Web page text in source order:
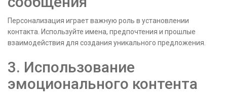
Персонализация играет важную роль в установлении
контакта. Используйте имена, предпочтения и прошлые
взаимодействия для создания уникального предложения.
3. Использование
эмоционального контента